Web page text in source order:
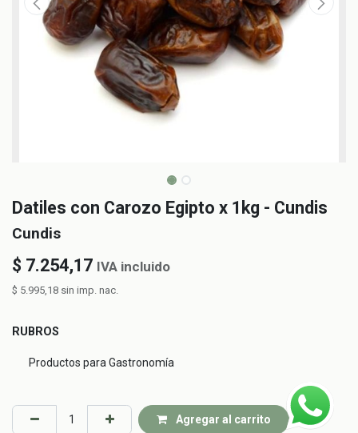
Datiles con Carozo Egipto x 1kg - Cundis
Cundis
$ 7.254,17 IVA incluido
$ 5.995,18 sin imp. nac.
RUBROS
Productos para Gastronomía
Agregar al carrito